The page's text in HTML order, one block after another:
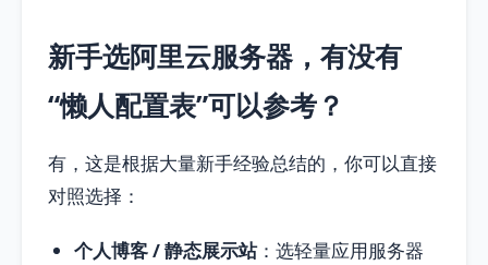
新手选阿里云服务器，有没有
“懒人配置表”可以参考？
有，这是根据大量新手经验总结的，你可以直接
对照选择：
个人博客 / 静态展示站：选轻量应用服务器